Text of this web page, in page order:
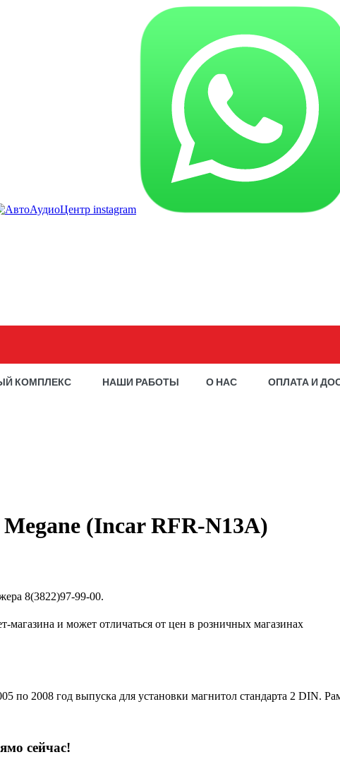
КОМПЛЕКС НАШИ РАБОТЫ О НАС ОПЛАТА И
(Incar RFR-N13A)
8(3822)97-99-00.
магазина и может отличаться от цен в розничных магазинах
по 2008 год выпуска для установки магнитол стандарта 2 DIN.
сейчас!